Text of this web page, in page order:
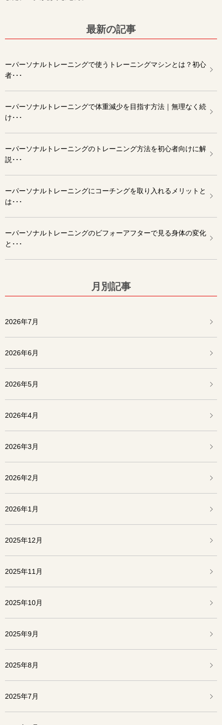
最新の記事
ーパーソナルトレーニングで使うトレーニングマシンとは？初心
者･･･
ーパーソナルトレーニングで体重減少を目指す方法｜無理なく続
け･･･
ーパーソナルトレーニングのトレーニング方法を初心者向けに解
説･･･
ーパーソナルトレーニングにコーチングを取り入れるメリットと
は･･･
ーパーソナルトレーニングのビフォーアフターで見る身体の変化
と･･･
月別記事
2026年7月
2026年6月
2026年5月
2026年4月
2026年3月
2026年2月
2026年1月
2025年12月
2025年11月
2025年10月
2025年9月
2025年8月
2025年7月